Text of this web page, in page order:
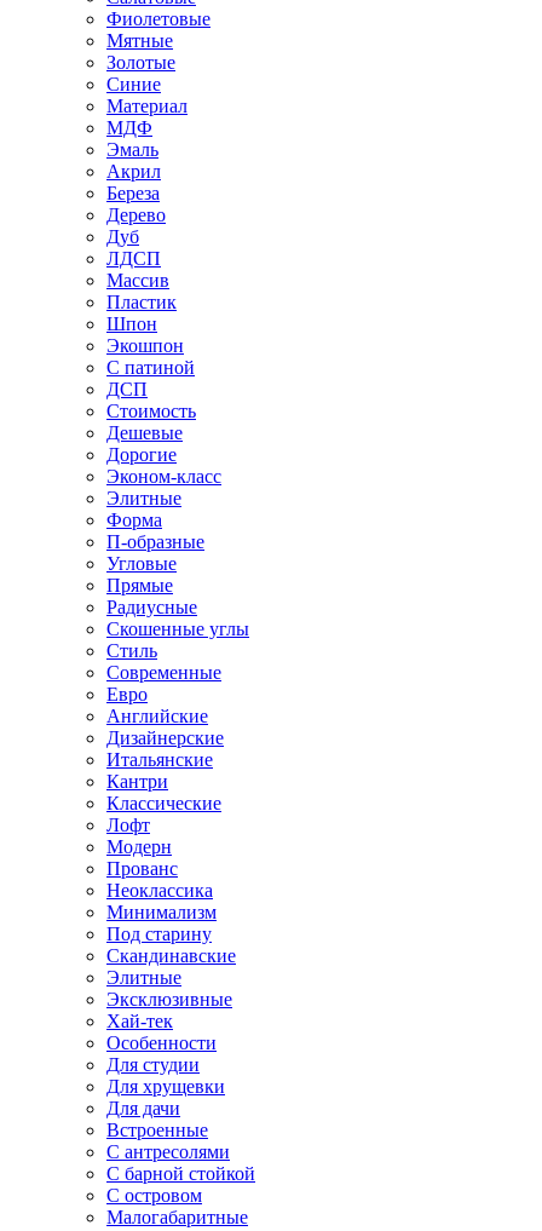
Фиолетовые
Мятные
Золотые
Синие
Материал
МДФ
Эмаль
Акрил
Береза
Дерево
Дуб
ЛДСП
Массив
Пластик
Шпон
Экошпон
С патиной
ДСП
Стоимость
Дешевые
Дорогие
Эконом-класс
Элитные
Форма
П-образные
Угловые
Прямые
Радиусные
Скошенные углы
Стиль
Современные
Евро
Английские
Дизайнерские
Итальянские
Кантри
Классические
Лофт
Модерн
Прованс
Неоклассика
Минимализм
Под старину
Скандинавские
Элитные
Эксклюзивные
Хай-тек
Особенности
Для студии
Для хрущевки
Для дачи
Встроенные
С антресолями
С барной стойкой
С островом
Малогабаритные